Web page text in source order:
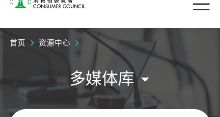
消费者委员会
首页 资源中心
多媒体库